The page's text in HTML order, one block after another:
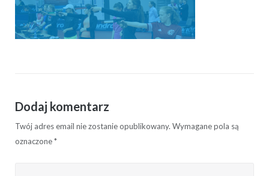
Dodaj komentarz
Twój adres email nie zostanie opublikowany. Wymagane pola są
oznaczone*